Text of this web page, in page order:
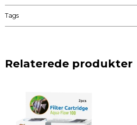
Tags
Relaterede produkter